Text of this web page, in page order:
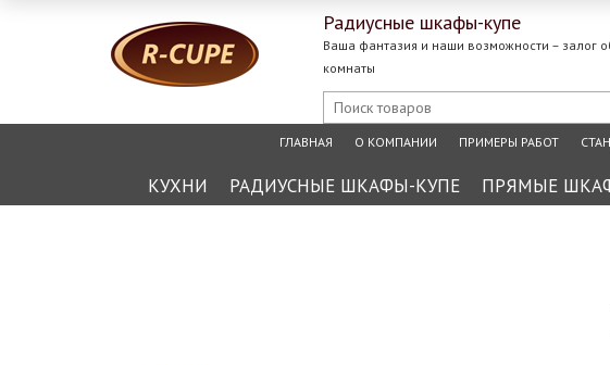
Радиусные шкафы-купе
Ваша фантазия и наши возможности – залог
комнаты
ГЛАВНАЯ О КОМПАНИИ ПРИМЕРЫ РАБОТ
КУХНИ РАДИУСНЫЕ ШКАФЫ-КУПЕ ПРЯМЫЕ